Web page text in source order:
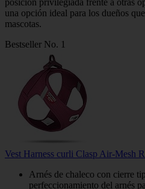
una opción ideal para los dueños
mascotas.
Bestseller No. 1
Vest Harness curli Clasp Air-Mesh
Arnés de chaleco con cierre
perfeccionamiento del arnés